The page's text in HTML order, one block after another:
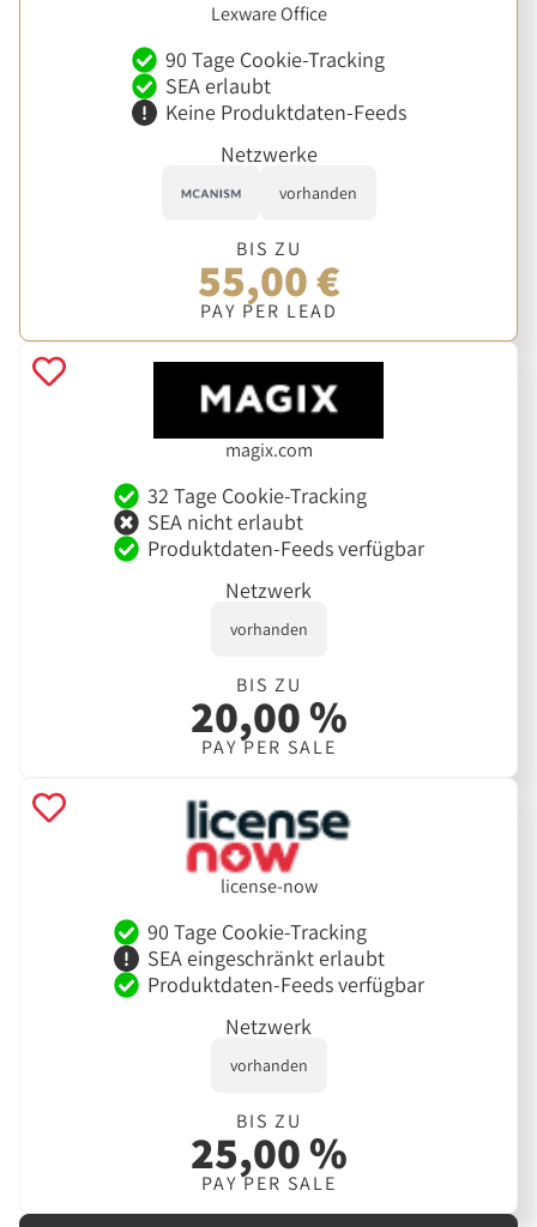
Lexware Office
90 Tage Cookie-Tracking
SEA erlaubt
Keine Produktdaten-Feeds
Netzwerke
vorhanden
BIS ZU
55,00 €
PAY PER LEAD
magix.com
32 Tage Cookie-Tracking
SEA nicht erlaubt
Produktdaten-Feeds verfügbar
Netzwerk
vorhanden
BIS ZU
20,00 %
PAY PER SALE
license-now
90 Tage Cookie-Tracking
SEA eingeschränkt erlaubt
Produktdaten-Feeds verfügbar
Netzwerk
vorhanden
BIS ZU
25,00 %
PAY PER SALE